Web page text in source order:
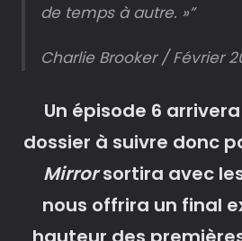
de temps à autre. »
Charlie Brooker / Février
Un épisode 6
dossier à suivre donc
Mirrorsortira avec
nous offrira un final